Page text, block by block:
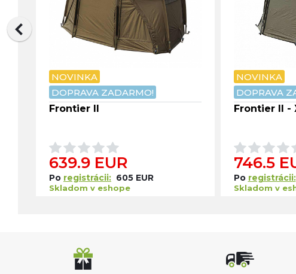
NOVINKA
DOPRAVA ZADARMO!
Frontier II
639.9 EUR
Po registrácii: 605 EUR
Skladom v eshope
NOVINKA
DOPRAVA
Frontier II -
746.5
Po registrácii:
Skladom v